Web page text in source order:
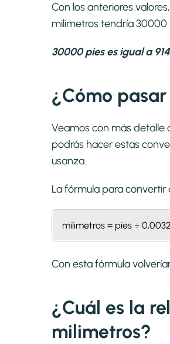
Con los anteriores
milimetros tendría 30000
30000 pies es igual a
¿Cómo
Veamos con más detalle
podrás hacer estas
usanza.
La fórmula para convertir
milimetros = pies ÷
Con esta fórmula
¿Cuál es la
milimetros?